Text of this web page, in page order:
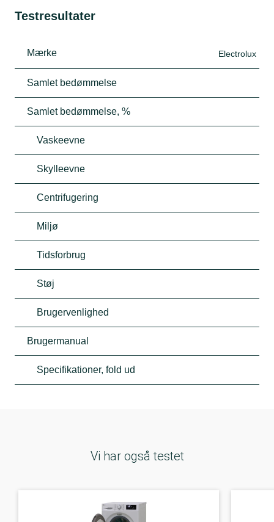
Testresultater
Mærke Electrolux
Samlet bedømmelse
Samlet bedømmelse, %
Vaskeevne
Skylleevne
Centrifugering
Miljø
Tidsforbrug
Støj
Brugervenlighed
Brugermanual
Specifikationer, fold ud
Vi har også testet